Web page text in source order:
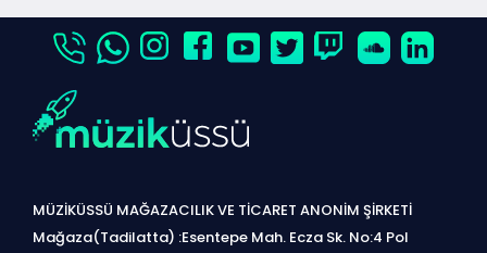
MÜZİKÜSSÜ MAĞAZACILIK VE TİCARET ANONİM ŞİRKETİ
Mağaza(Tadilatta) :Esentepe Mah. Ecza Sk. No:4 Pol